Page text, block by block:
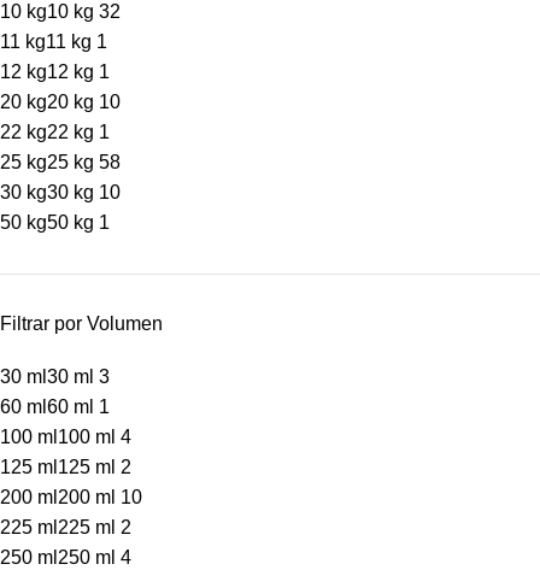
10 kg10 kg 32
11 kg11 kg 1
12 kg12 kg 1
20 kg20 kg 10
22 kg22 kg 1
25 kg25 kg 58
30 kg30 kg 10
50 kg50 kg 1
Filtrar por Volumen
30 ml 30 ml 3
60 ml 60 ml 1
100 ml 100 ml 4
125 ml 125 ml 2
200 ml 200 ml 10
225 ml 225 ml 2
250 ml 250 ml 4